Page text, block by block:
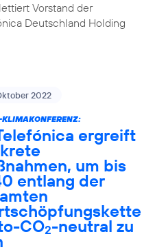
Vorstand der
Deutschland Holding
2022
ergreift
um bis
entlang der
CO2-neutral zu